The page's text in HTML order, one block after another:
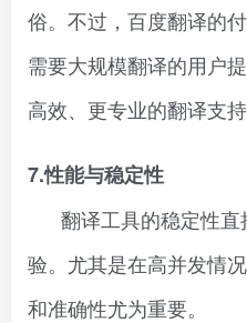
俗。不过，百度翻译的
需要大规模翻译的用户
高效、更专业的翻译支持
7.性能与稳定性
翻译工具的稳定性
验。尤其是在高并发情
和准确性尤为重要。